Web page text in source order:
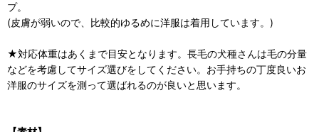
プ。
(皮膚が弱いので、比較的ゆるめに洋服は着用しています。)
★対応体重はあくまで目安となります。長毛の犬種さんは毛の分量
などを考慮してサイズ選びをしてください。お手持ちの丁度良いお
洋服のサイズを測って選ばれるのが良いと思います。